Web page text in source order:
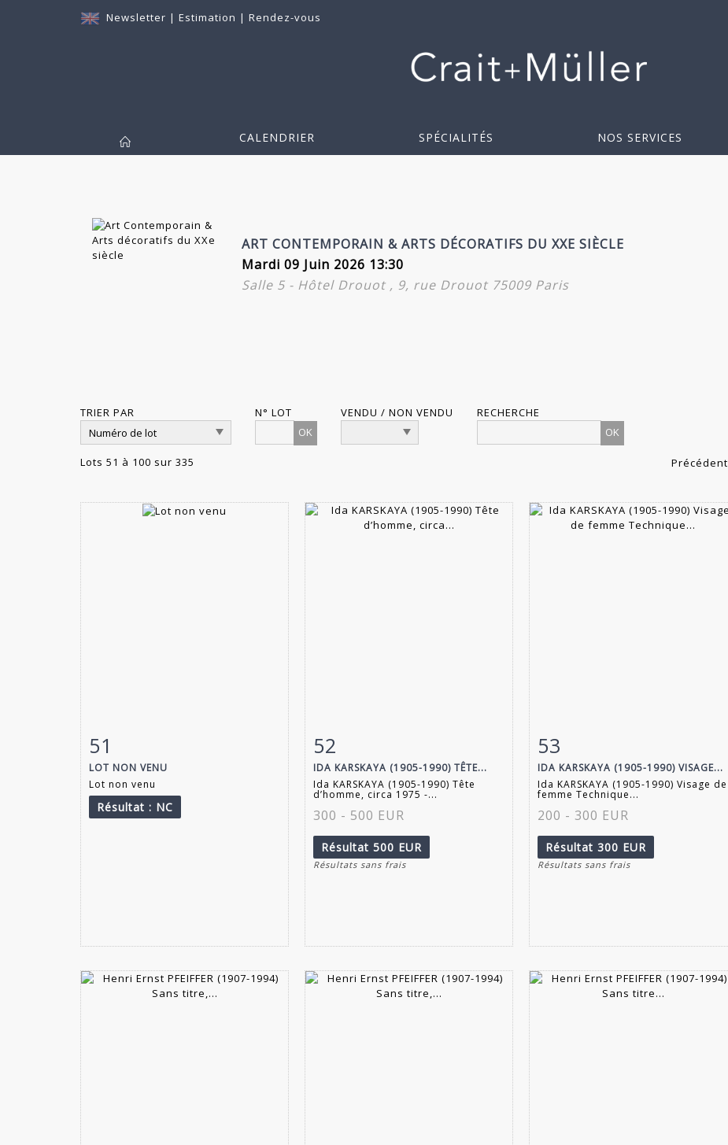
Newsletter | Estimation | Rendez-vous
CALENDRIER SPÉCIALITÉS NOS SERVICES
ART CONTEMPORAIN & ARTS DÉCORATIFS DU XXE SIÈCLE
Mardi 09 Juin 2026 13:30
Salle 5 - Hôtel Drouot , 9, rue Drouot 75009 Paris
TRIER PAR
N° LOT
OK
VENDU / NON VENDU RECHERCHE
Lots 51 à 100 sur 335 Précédent
Fiche détaillée
51
LOT NON VENU
Lot non venu
Résultat : NC
Fiche détaillée
52
IDA KARSKAYA (1905-1990) TÊTE...
Ida KARSKAYA (1905-1990) Tête
d’homme, circa 1975 -...
300 - 500 EUR
Résultat 500 EUR
Résultats sans frais
Fiche détaillée
53
IDA KARSKAYA (1905-1990) VISAGE...
Ida KARSKAYA (1905-1990) Visage de
femme Technique...
200 - 300 EUR
Résultat 300 EUR
Résultats sans frais